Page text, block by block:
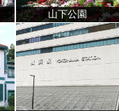
山下公園